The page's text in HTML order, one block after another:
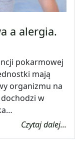
a alergia.
pokarmowej
mają
organizmu na
w
Czytaj dalej...